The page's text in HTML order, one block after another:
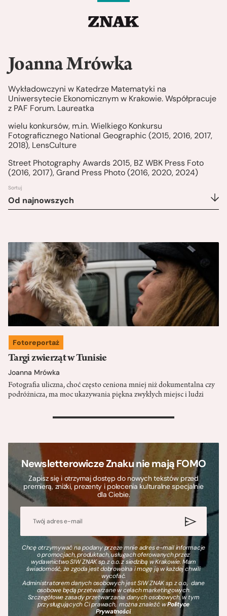
Joanna Mrówka
Wykładowczyni w Katedrze Matematyki na
Uniwersytecie Ekonomicznym w Krakowie. Współpracuje
z PAF Forum. Laureatka
wielu konkursów, m.in. Wielkiego Konkursu
Fotograficznego National Geographic (2015, 2016, 2017,
2018), LensCulture
Street Photography Awards 2015, BZ WBK Press Foto
(2016, 2017), Grand Press Photo (2016, 2020, 2024)
Sortuj
Od najnowszych
Fotoreportaż
Targi zwierząt w Tunisie
Joanna Mrówka
Fotografia uliczna, choć często ceniona mniej niż dokumentalna czy
podróżnicza, ma moc ukazywania piękna zwykłych miejsc i ludzi
>
Newsletterowicze Znaku nie mają FOMO
Zapisz się i otrzymaj dostęp do nowych tekstów przed
premierą, zniżki, prezenty i polecenia kulturalne specjalnie
dla Ciebie.
Chcę otrzymywać na podany przeze mnie adres e-mail informacje
o promocjach, produktach, usługach oferowanych przez
wydawnictwo SIW ZNAK sp. z o.o. z siedzibą w Krakowie. Mam
świadomość, że zgoda jest dobrowolna i mogę ją w każdej chwili
wycofać.
Administratorem danych osobowych jest SIW ZNAK sp. z o.o., dane
osobowe będą przetwarzane w celach marketingowych.
Szczegółowe zasady przetwarzania danych osobowych, w tym
przysługujących Ci prawach, można znaleźć wPolityce
Prywatności.